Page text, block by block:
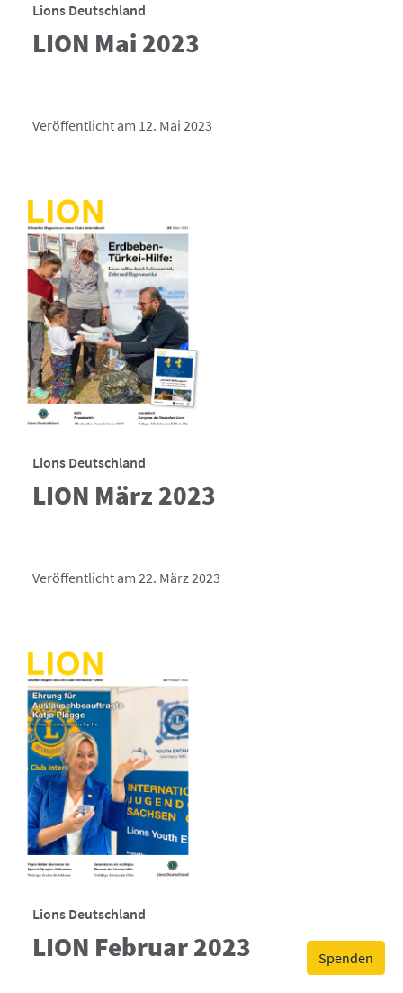
Spenden
Lions Deutschland
LION Mai 2023
Veröffentlicht am 12. Mai 2023
Lions Deutschland
LION März 2023
Veröffentlicht am 22. März 2023
Lions Deutschland
LION Februar 2023